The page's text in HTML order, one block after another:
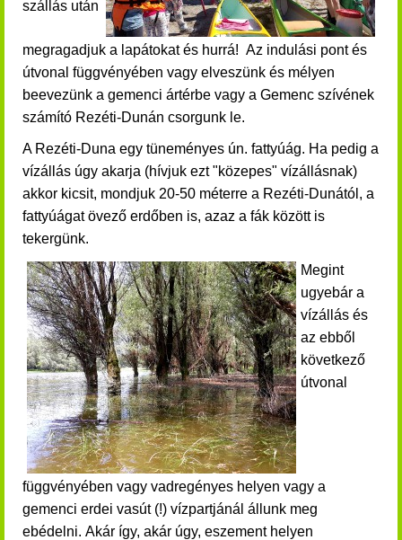
szállás után
megragadjuk a lapátokat és hurrá! Az indulási pont és
útvonal függvényében vagy elveszünk és mélyen
beevezünk a gemenci ártérbe vagy a Gemenc szívének
számító Rezéti-Dunán csorgunk le.
A Rezéti-Duna egy tüneményes ún. fattyúág. Ha pedig a
vízállás úgy akarja (hívjuk ezt "közepes" vízállásnak)
akkor kicsit, mondjuk 20-50 méterre a Rezéti-Dunától, a
fattyúágat övező erdőben is, azaz a fák között is
tekergünk.
Megint
ugyebár a
vízállás és
az ebből
következő
útvonal
függvényében vagy vadregényes helyen vagy a
gemenci erdei vasút (!) vízpartjánál állunk meg
ebédelni. Akár így, akár úgy, eszement helyen